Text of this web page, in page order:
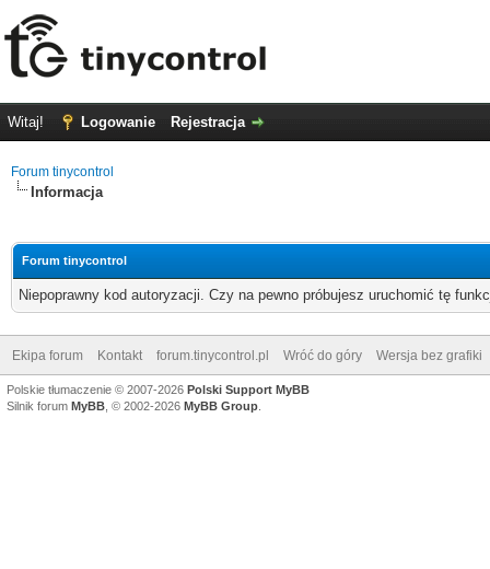
Witaj! Logowanie Rejestracja
Forum tinycontrol
Informacja
Forum tinycontrol
Niepoprawny kod autoryzacji. Czy na pewno próbujesz uruchomić tę
Ekipa forum Kontakt forum.tinycontrol.pl Wróć do góry Wersja bez grafiki
Polskie tłumaczenie © 2007-2026 Polski Support MyBB
Silnik forum MyBB , © 2002-2026 MyBB Group